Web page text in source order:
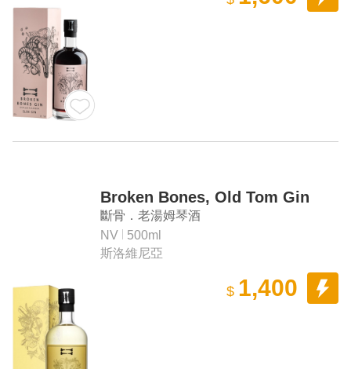
Broken Bones, Old Tom Gin
斷骨．老湯姆琴酒
NV
500ml
斯洛維尼亞
$ 1,400